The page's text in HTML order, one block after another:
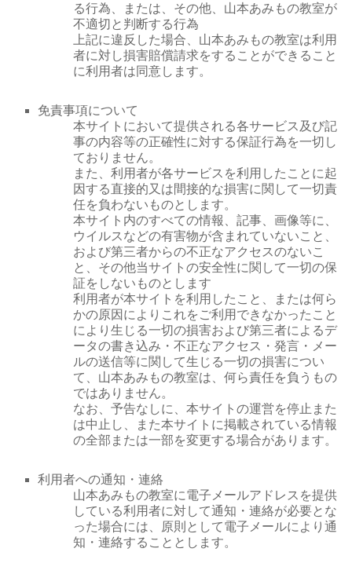
る行為、または、その他、山本あみもの教室が
不適切と判断する行為
上記に違反した場合、山本あみもの教室は利用
者に対し損害賠償請求をすることができること
に利用者は同意します。
免責事項について
本サイトにおいて提供される各サービス及び記
事の内容等の正確性に対する保証行為を一切し
ておりません。
また、利用者が各サービスを利用したことに起
因する直接的又は間接的な損害に関して一切責
任を負わないものとします。
本サイト内のすべての情報、記事、画像等に、
ウイルスなどの有害物が含まれていないこと、
および第三者からの不正なアクセスのないこ
と、その他当サイトの安全性に関して一切の保
証をしないものとします
利用者が本サイトを利用したこと、または何ら
かの原因によりこれをご利用できなかったこと
により生じる一切の損害および第三者によるデ
ータの書き込み・不正なアクセス・発言・メー
ルの送信等に関して生じる一切の損害につい
て、山本あみもの教室は、何ら責任を負うもの
ではありません。
なお、予告なしに、本サイトの運営を停止また
は中止し、また本サイトに掲載されている情報
の全部または一部を変更する場合があります。
利用者への通知・連絡
山本あみもの教室に電子メールアドレスを提供
している利用者に対して通知・連絡が必要とな
った場合には、原則として電子メールにより通
知・連絡することとします。